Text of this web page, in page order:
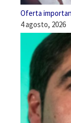
Oferta
4 agosto, 2026